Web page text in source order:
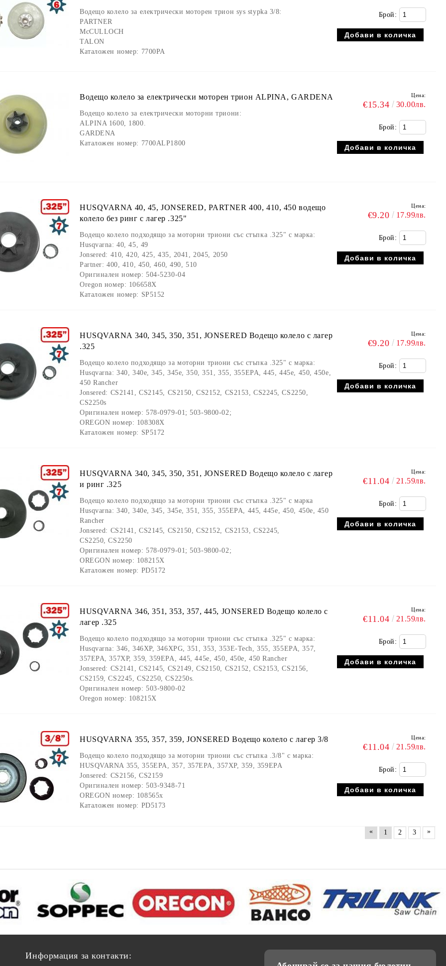
Водещо колело за електрически моторен трион sys stypka 3/8:
PARTNER
McCULLOCH
TALON
Каталожен номер: 7700PA
Брой:
Водещо колело за електрически моторен трион ALPINA, GARDENA
Водещо колело за електрически моторни триони:
ALPINA 1600, 1800.
GARDENA
Каталожен номер: 7700ALP1800
Цена:
€15.34 30.00лв.
Брой:
HUSQVARNA 40, 45, JONSERED, PARTNER 400, 410, 450 водещо
колело без ринг с лагер .325"
Водещо колело подходящо за моторни триони със стъпка .325" с марка:
Husqvarna: 40, 45, 49
Jonsered: 410, 420, 425, 435, 2041, 2045, 2050
Partner: 400, 410, 450, 460, 490, 510
Оригинален номер: 504-5230-04
Oregon номер: 106658X
Каталожен номер: SP5152
Цена:
€9.20 17.99лв.
Брой:
HUSQVARNA 340, 345, 350, 351, JONSERED Водещо колело с лагер
.325
Водещо колело подходящо за моторни триони със стъпка .325" с марка:
Husqvarna: 340, 340e, 345, 345e, 350, 351, 355, 355EPA, 445, 445e, 450, 450e,
450 Rancher
Jonsered: CS2141, CS2145, CS2150, CS2152, CS2153, CS2245, CS2250,
CS2250s
Оригинален номер: 578-0979-01; 503-9800-02;
OREGON номер: 108308X
Каталожен номер: SP5172
Цена:
€9.20 17.99лв.
Брой:
HUSQVARNA 340, 345, 350, 351, JONSERED Водещо колело с лагер
и ринг .325
Водещо колело подходящо за моторни триони със стъпка .325" с марка
Husqvarna: 340, 340e, 345, 345e, 351, 355, 355EPA, 445, 445e, 450, 450e, 450
Rancher
Jonsered: CS2141, CS2145, CS2150, CS2152, CS2153, CS2245,
CS2250, CS2250
Оригинален номер: 578-0979-01; 503-9800-02;
OREGON номер: 108215X
Каталожен номер: PD5172
Цена:
€11.04 21.59лв.
Брой:
HUSQVARNA 346, 351, 353, 357, 445, JONSERED Водещо колело с
лагер .325
Водещо колело подходящо за моторни триони със стъпка .325" с марка:
Husqvarna: 346, 346XP, 346XPG, 351, 353, 353E-Tech, 355, 355EPA, 357,
357EPA, 357XP, 359, 359EPA, 445, 445e, 450, 450e, 450 Rancher
Jonsered: CS2141, CS2145, CS2149, CS2150, CS2152, CS2153, CS2156,
CS2159, CS2245, CS2250, CS2250s.
Оригинален номер: 503-9800-02
Oregon номер: 108215X
Цена:
€11.04 21.59лв.
Брой:
HUSQVARNA 355, 357, 359, JONSERED Водещо колело с лагер 3/8
Водещо колело подходящо за моторни триони със стъпка .3/8" с марка:
HUSQVARNA 355, 355EPA, 357, 357EPA, 357XP, 359, 359EPA
Jonsered: CS2156, CS2159
Оригинален номер: 503-9348-71
OREGON номер: 108565x
Каталожен номер: PD5173
Цена:
€11.04 21.59лв.
Брой:
« 1 2 3 »
Информация за контакти: